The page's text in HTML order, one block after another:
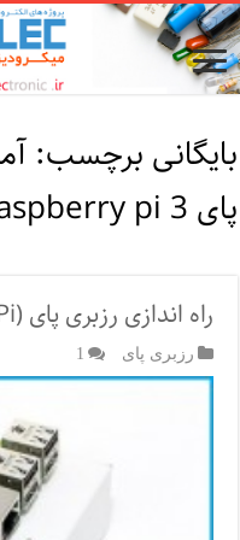
بایگانی برچسب:
پای 3 raspberry pi
راه اندازی رزبری پای (Raspberry Pi )
رزبری پای 1